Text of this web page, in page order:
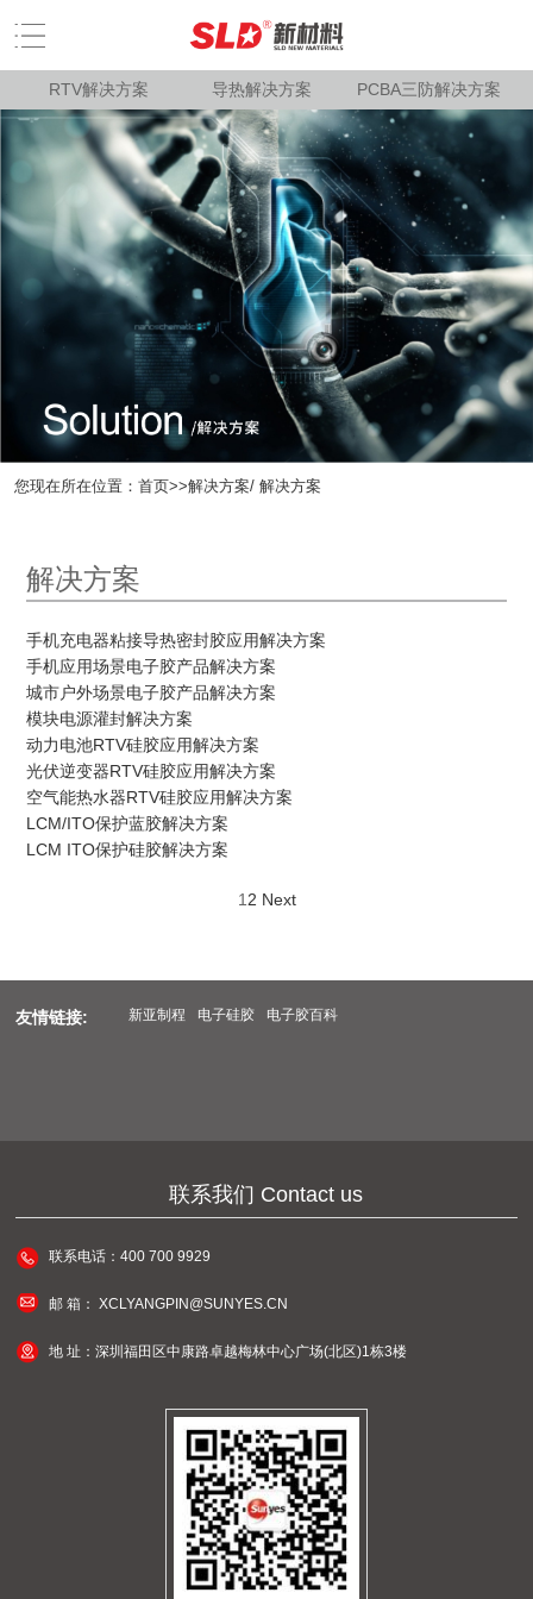
RTV解决方案 导热解决方案 PCBA三防解决方案
您现在所在位置： 首页>>解决方案/ 解决方案
解决方案
手机充电器粘接导热密封胶应用解决方案
手机应用场景电子胶产品解决方案
城市户外场景电子胶产品解决方案
模块电源灌封解决方案
动力电池RTV硅胶应用解决方案
光伏逆变器RTV硅胶应用解决方案
空气能热水器RTV硅胶应用解决方案
LCM/ITO保护蓝胶解决方案
LCM ITO保护硅胶解决方案
1 2 Next
友情链接: 新亚制程 电子硅胶 电子胶百科
联系我们 Contact us
联系电话：400 700 9929
邮 箱：XCLYANGPIN@SUNYES.CN
地 址：深圳福田区中康路卓越梅林中心广场(北区)1栋3楼